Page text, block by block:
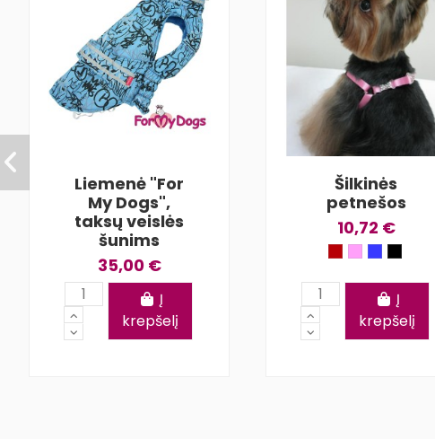
Liemenė "For
My Dogs",
taksų veislės
šunims
35,00 €
Į
krepšelį
Šilkinės
petnešos
10,72 €
Į
krepšelį